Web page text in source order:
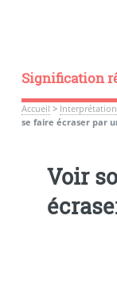
Signification
Accueil >
se faire écraser par
Voir